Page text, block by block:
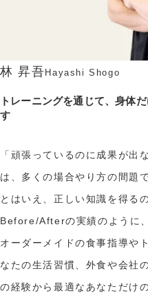
林 昇吾 Hayashi Shogo
トレーニングを通じて、身体
す
「頑張っているのに成果が出
は、多くの場合やり方の間題で
とはいえ、正しい知識を得る
Before/Afterの実績のように
オーダーメイドの食事指導や
なたの生活習慣、外食や会社
の経験から最適なあなただけ